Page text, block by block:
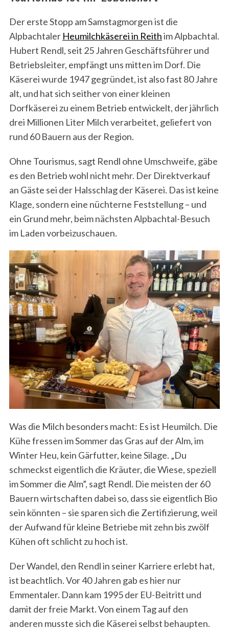
Der erste Stopp am Samstagmorgen ist die
Alpbachtaler Heumilchkäserei in Reithim Alpbachtal.
Hubert Rendl, seit 25 Jahren Geschäftsführer und
Betriebsleiter, empfängt uns mitten im Dorf. Die
Käserei wurde 1947 gegründet, ist also fast 80 Jahre
alt, und hat sich seither von einer kleinen
Dorfkäserei zu einem Betrieb entwickelt, der jährlich
drei Millionen Liter Milch verarbeitet, geliefert von
rund 60 Bauern aus der Region.
Ohne Tourismus, sagt Rendl ohne Umschweife, gäbe
es den Betrieb wohl nicht mehr. Der Direktverkauf
an Gäste sei der Halsschlag der Käserei. Das ist keine
Klage, sondern eine nüchterne Feststellung – und
ein Grund mehr, beim nächsten Alpbachtal-Besuch
im Laden vorbeizuschauen.
Was die Milch besonders macht: Es ist Heumilch. Die
Kühe fressen im Sommer das Gras auf der Alm, im
Winter Heu, kein Gärfutter, keine Silage. „Du
schmeckst eigentlich die Kräuter, die Wiese, speziell
im Sommer die Alm”, sagt Rendl. Die meisten der 60
Bauern wirtschaften dabei so, dass sie eigentlich Bio
sein könnten – sie sparen sich die Zertifizierung, weil
der Aufwand für kleine Betriebe mit zehn bis zwölf
Kühen oft schlicht zu hoch ist.
Der Wandel, den Rendl in seiner Karriere erlebt hat,
ist beachtlich. Vor 40 Jahren gab es hier nur
Emmentaler. Dann kam 1995 der EU-Beitritt und
damit der freie Markt. Von einem Tag auf den
anderen musste sich die Käserei selbst behaupten.